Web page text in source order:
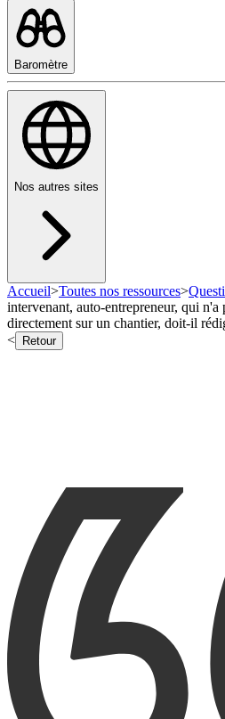
Baromètre
Nos autres sites
Accueil>Toutes nos ressources>
intervenant, auto-entrepreneur, qui
directement sur un chantier, doit-il
<
Retour